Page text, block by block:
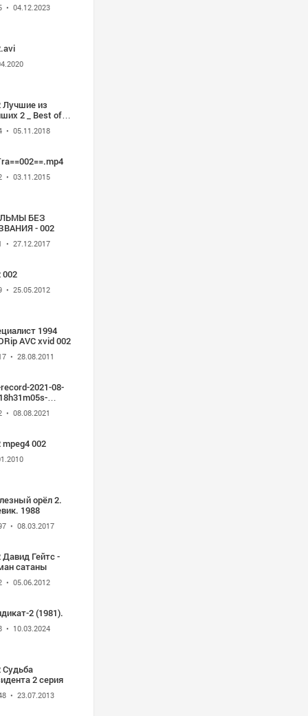
• 04.12.2023
Лучшие из
2 _ Best of
2 (1993)
• 05.11.2018
• 03.11.2015
БЕЗ
- 002
• 27.12.2017
002
• 25.05.2012
1994
AVC xvid 002
• 28.08.2011
2021-08-
• 08.08.2021
mpeg4 002
орёл 2.
1988
• 08.03.2017
Давид Гейтс -
сатаны
• 05.06.2012
2 (1981).
• 10.03.2024
Судьба
2 серия
• 23.07.2013